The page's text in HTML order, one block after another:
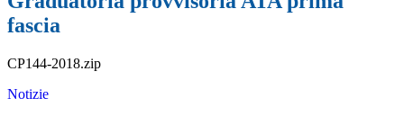
fascia
CP144-2018.zip
Notizie